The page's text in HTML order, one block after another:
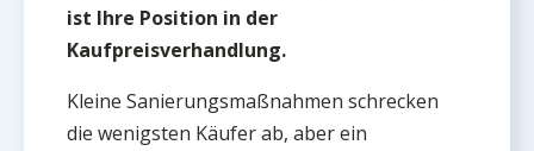
ist Ihre Position in der
Kaufpreisverhandlung.
Kleine Sanierungsmaßnahmen schrecken
die wenigsten Käufer ab, aber ein